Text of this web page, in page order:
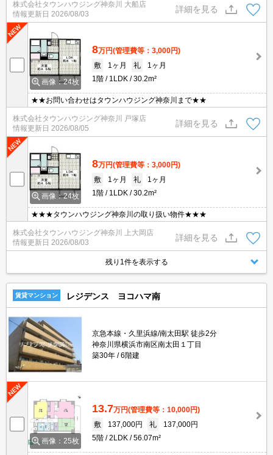
株式会社タウンハウジング神奈川 大船店
情報更新日 2026/08/03
詳細を見る
画像：24枚
8万円(管理費等：3,000円)
敷
1ヶ月 礼
1ヶ月
1階
1LDK 30.2m²
★★お問い合わせはタウンハウジング神奈川まで★★
株式会社タウンハウジング神奈川 戸塚店
情報更新日 2026/08/05
詳細を見る
画像：24枚
8万円(管理費等：3,000円)
敷
1ヶ月 礼
1ヶ月
1階
1LDK 30.2m²
★★★タウンハウジング神奈川の取り扱い物件★★★
株式会社タウンハウジング神奈川 上大岡店
情報更新日 2026/08/03
詳細を見る
残り1件を表示する
賃貸マンション レジデンス ヨコハマ南
京急本線・久里浜線/南太田駅 徒歩2分
神奈川県横浜市南区南太田１丁目
築30年
6階建
画像：25枚
13.7万円(管理費等：10,000円)
敷
137,000円 礼
137,000円
5階
2LDK 56.07m²